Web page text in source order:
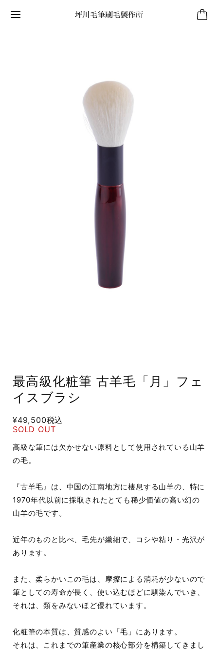
最高級化粧筆 古羊毛「月」フェ
イスブラシ
¥49,500税込
SOLD OUT
高級な筆には欠かせない原料として使用されている山羊
の毛。
『古羊毛』は、中国の江南地方に棲息する山羊の、特に
1970年代以前に採取されたとても稀少価値の高い幻の
山羊の毛です。
近年のものと比べ、毛先が繊細で、コシや粘り・光沢が
あります。
また、柔らかいこの毛は、摩擦による消耗が少ないので
筆としての寿命が長く、使い込むほどに馴染んでいき、
それは、類をみないほど優れています。
化粧筆の本質は、質感のよい「毛」にあります。
それは、これまでの筆産業の核心部分を構築してきまし